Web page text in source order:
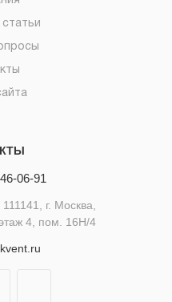
статьи
06-91
г. Москва,
4, пом. 16Н/4